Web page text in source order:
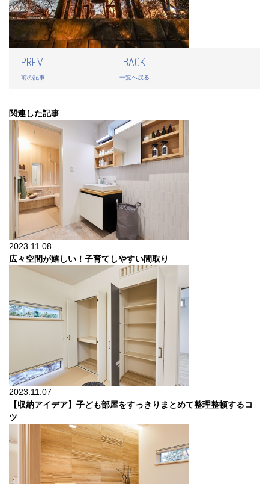
PREV
前の記事
BACK
一覧へ戻る
関連した記事
2023.11.08
広々空間が嬉しい！子育てしやすい間取り
2023.11.07
【収納アイデア】子ども部屋をすっきりまとめて整理整頓するコ
ツ